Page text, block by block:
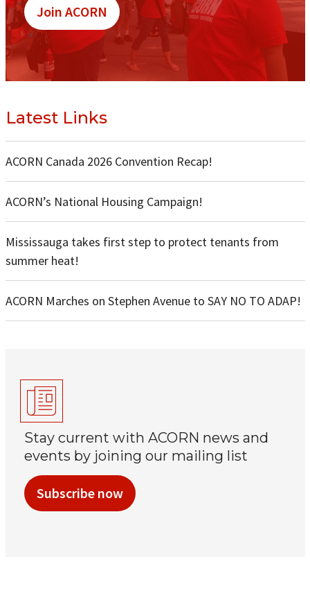
Join ACORN
Latest Links
ACORN Canada 2026 Convention Recap!
ACORN’s National Housing Campaign!
Mississauga takes first step to protect tenants from
summer heat!
ACORN Marches on Stephen Avenue to SAY NO TO ADAP!
Stay current with ACORN news and
events by joining our mailing list
Subscribe now